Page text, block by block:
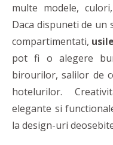
multe modele,
Daca dispuneti de un
compartimentati,
pot fi o alegere
birourilor, salilor de
hotelurilor.
elegante si
la design-uri